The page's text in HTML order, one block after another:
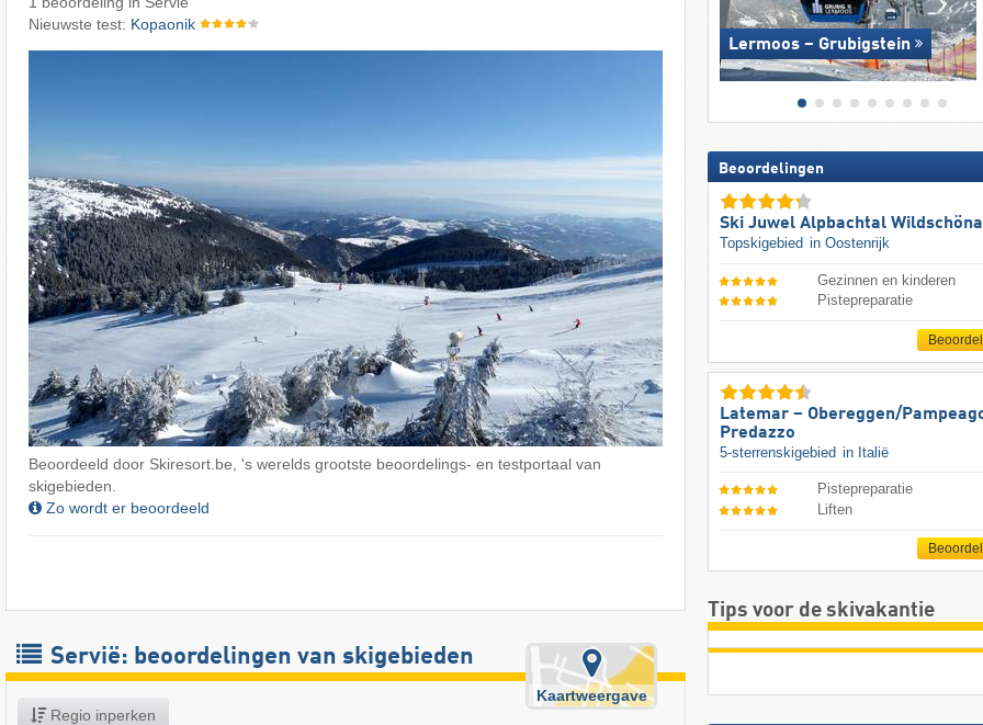
Nieuwste test: Kopaonik
Beoordeeld door Skiresort.be, 's werelds grootste beoordelings- en testportaal van
skigebieden.
Zo wordt er beoordeeld
Servië: beoordelingen van skigebieden
Regio inperken
Kaartweergave
Lermoos – Grubigstein
Beoordelingen
Ski Juwel Alpbachtal
Topskigebied in Oostenrijk
Gezinnen en kinderen
Pistepreparatie
Latemar – Obereggen/​
Predazzo
5-sterrenskigebied in Italië
Pistepreparatie
Liften
Tips voor de skivakantie